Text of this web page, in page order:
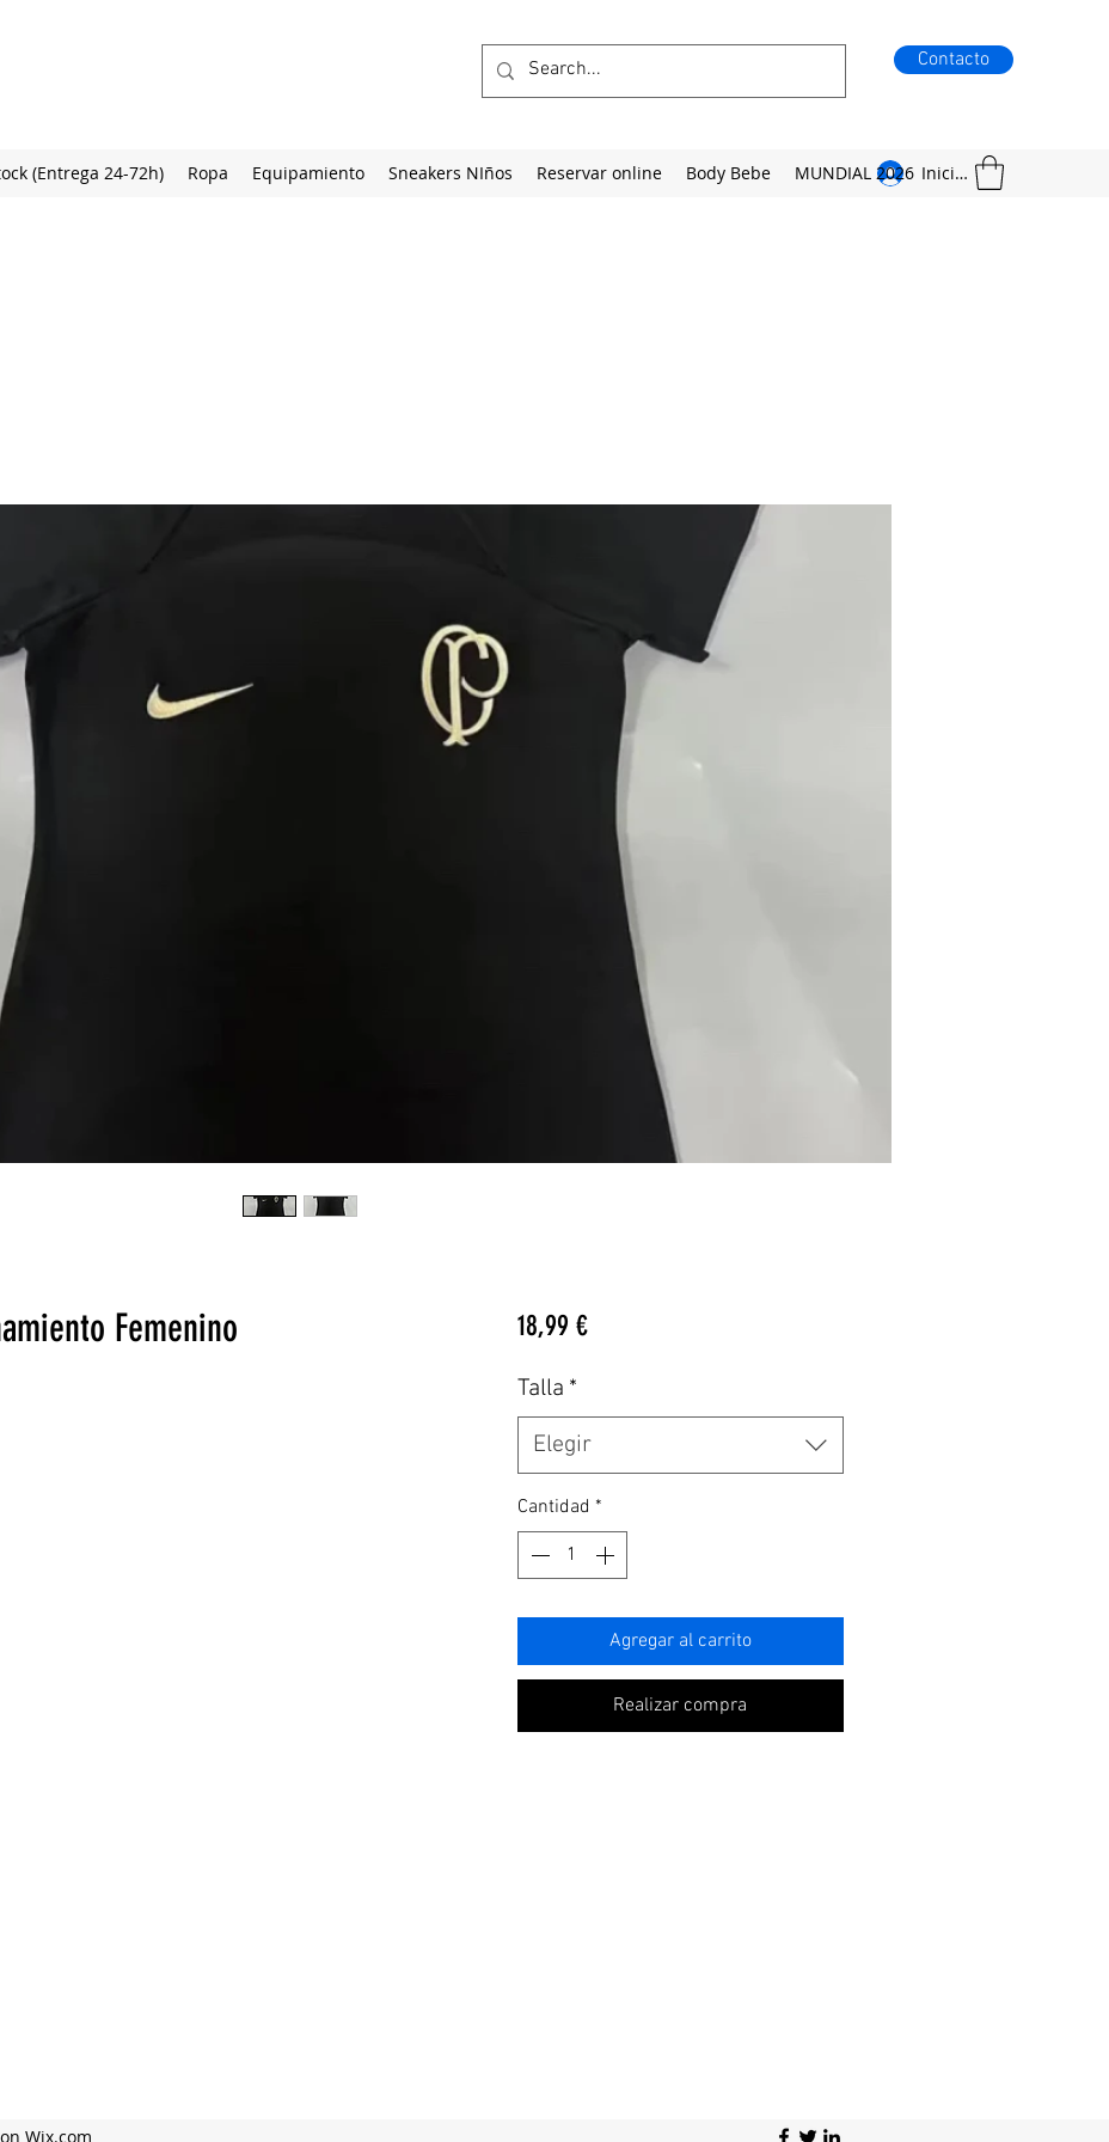
Contacto
Iniciar sesión
(Entrega 24-72h) Ropa Equipamiento Sneakers NIños Reservar online Body Bebe MUNDIAL 2026
Femenino 18,99 €Precio
Talla *
Elegir
Cantidad *
Agregar al carrito
Realizar compra
Wix.com